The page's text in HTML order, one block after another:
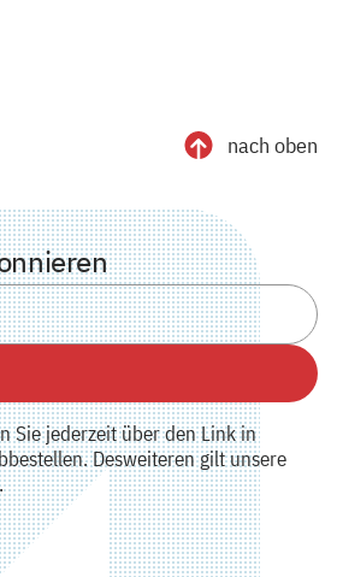
nach oben
Sie jederzeit über den Link in
Desweiteren gilt unsere